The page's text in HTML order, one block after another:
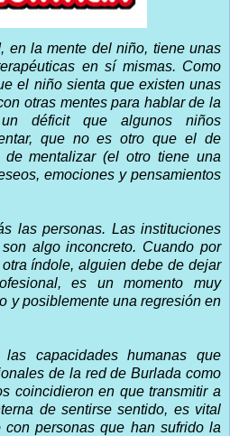
en la mente del niño, tiene unas
en sí mismas. Como
el niño sienta que existen unas
otras mentes para hablar de la
déficit que algunos niños
que no es otro que el de
mentalizar (el otro tiene una
emociones y pensamientos
las personas. Las instituciones
algo inconcreto. Cuando por
índole, alguien debe de dejar
es un momento muy
y posiblemente una regresión en
capacidades humanas que
de la red de Burlada como
coincidieron en que transmitir a
de sentirse sentido, es vital
con personas que han sufrido la